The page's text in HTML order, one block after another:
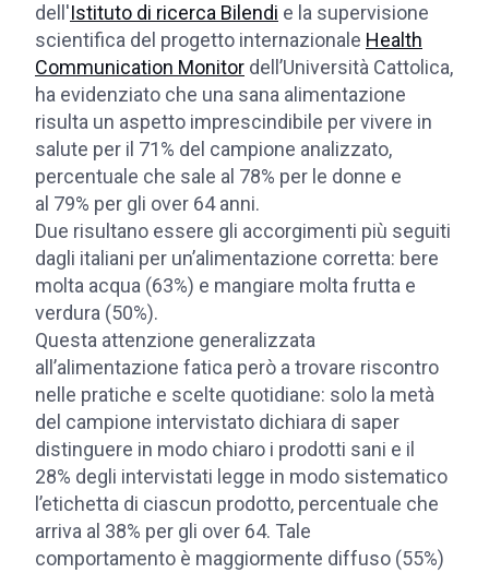
dell'Istituto di ricerca Bilendi e la supervisione
scientifica del progetto internazionale Health
Communication Monitor dell’Università Cattolica,
ha evidenziato che una sana alimentazione
risulta un aspetto imprescindibile per vivere in
salute per il 71% del campione analizzato,
percentuale che sale al 78% per le donne e
al 79% per gli over 64 anni.
Due risultano essere gli accorgimenti più seguiti
dagli italiani per un’alimentazione corretta: bere
molta acqua (63%) e mangiare molta frutta e
verdura (50%).
Questa attenzione generalizzata
all’alimentazione fatica però a trovare riscontro
nelle pratiche e scelte quotidiane: solo la metà
del campione intervistato dichiara di saper
distinguere in modo chiaro i prodotti sani e il
28% degli intervistati legge in modo sistematico
l’etichetta di ciascun prodotto, percentuale che
arriva al 38% per gli over 64. Tale
comportamento è maggiormente diffuso (55%)